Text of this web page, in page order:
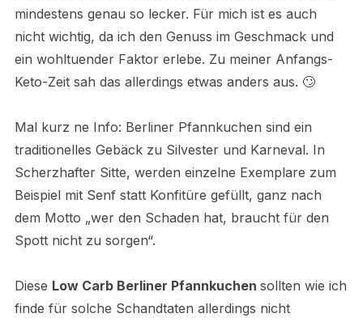
mindestens genau so lecker. Für mich ist es auch
nicht wichtig, da ich den Genuss im Geschmack und
ein wohltuender Faktor erlebe. Zu meiner Anfangs-
Keto-Zeit sah das allerdings etwas anders aus. 🙄
Mal kurz ne Info: Berliner Pfannkuchen sind ein
traditionelles Gebäck zu Silvester und Karneval. In
Scherzhafter Sitte, werden einzelne Exemplare zum
Beispiel mit Senf statt Konfitüre gefüllt, ganz nach
dem Motto „wer den Schaden hat, braucht für den
Spott nicht zu sorgen“.
Diese Low Carb Berliner Pfannkuchen sollten wie ich
finde für solche Schandtaten allerdings nicht